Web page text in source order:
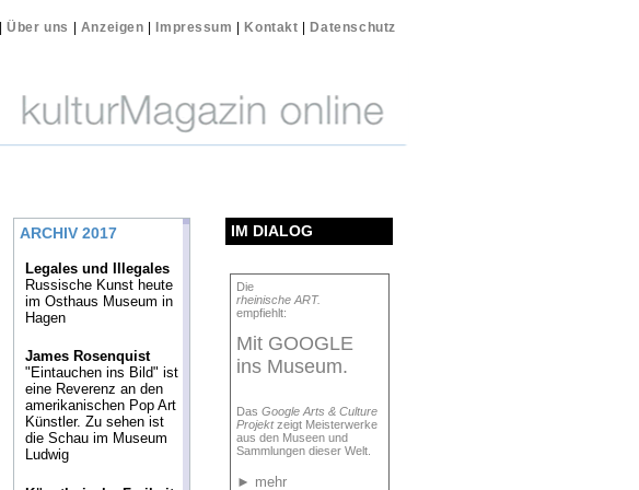
|Über uns Anzeigen Impressum Kontakt Datenschutz
IM DIALOG
Die
rheinische ART.
empfiehlt:
Mit GOOGLE
ins Museum.
Das Google Arts & Culture
Projektzeigt Meisterwerke
aus den Museen und
Sammlungen dieser Welt.
► mehr
ARCHIV 2017
Legales und Illegales
Russische Kunst heute
im Osthaus Museum in
Hagen
James Rosenquist
"Eintauchen ins Bild" ist
eine Reverenz an den
amerikanischen Pop Art
Künstler. Zu sehen ist
die Schau im Museum
Ludwig